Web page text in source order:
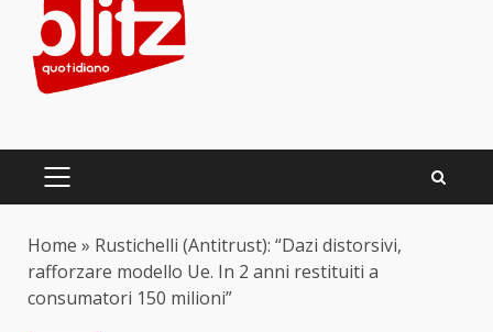
content
PRIMARY
Home » Rustichelli (Antitrust): “Dazi distorsivi,
rafforzare modello Ue. In 2 anni restituiti a
consumatori 150 milioni”